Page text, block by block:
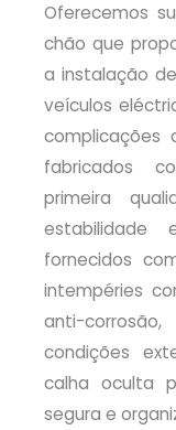
Oferecemos
chão que
a instalação
veículos
complicações
fabricados
primeira
estabilidade
fornecidos
intempéries
anti-
condições
calha oculta
segura e